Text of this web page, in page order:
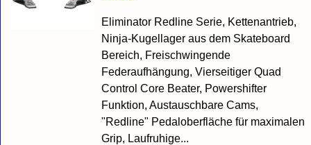
Eliminator Redline Serie, Kettenantrieb,
Ninja-Kugellager aus dem Skateboard
Bereich, Freischwingende
Federaufhängung, Vierseitiger Quad
Control Core Beater, Powershifter
Funktion, Austauschbare Cams,
"Redline" Pedaloberfläche für maximalen
Grip, Laufruhige...